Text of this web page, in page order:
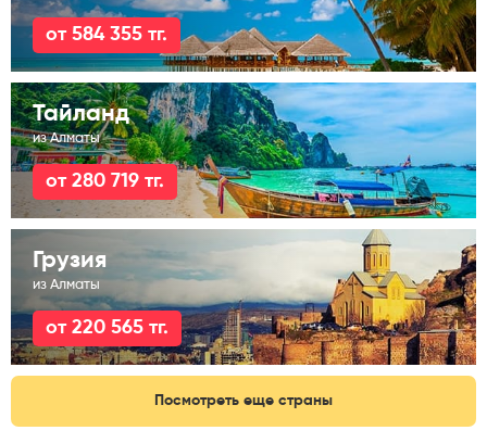
от 584 355 тг.
Тайланд
из Алматы
от 280 719 тг.
Грузия
из Алматы
от 220 565 тг.
Посмотреть еще страны